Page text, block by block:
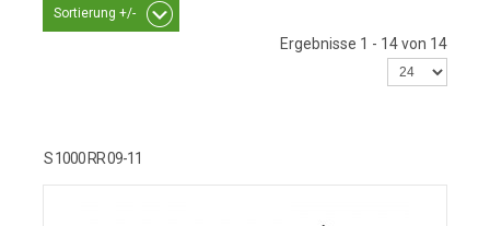
Sortierung +/-
Ergebnisse 1 - 14 von 14
S 1000 RR 09-11